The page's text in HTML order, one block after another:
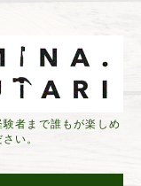
者まで誰もが楽しめ
い。